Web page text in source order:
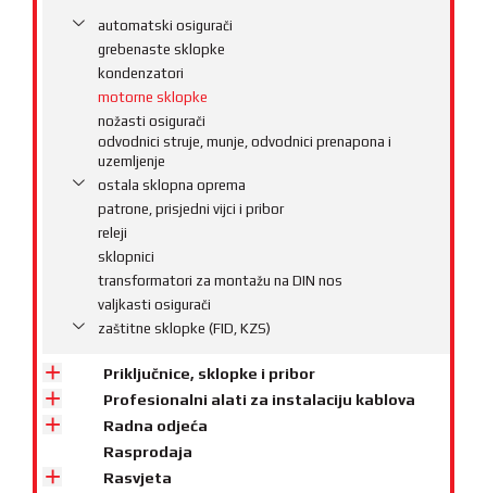
automatski osigurači
grebenaste sklopke
kondenzatori
motorne sklopke
nožasti osigurači
odvodnici struje, munje, odvodnici prenapona i
uzemljenje
ostala sklopna oprema
patrone, prisjedni vijci i pribor
releji
sklopnici
transformatori za montažu na DIN nos
valjkasti osigurači
zaštitne sklopke (FID, KZS)
Priključnice, sklopke i pribor
Profesionalni alati za instalaciju kablova
Radna odjeća
Rasprodaja
Rasvjeta